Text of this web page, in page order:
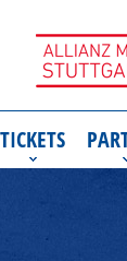
TICKETS